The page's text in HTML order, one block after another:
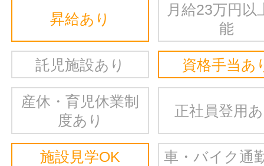
昇給あり
月給23万円以
能
託児施設あり 資格手当あ
産休・育児休業制
度あり
正社員登用
施設見学OK 車・バイク通